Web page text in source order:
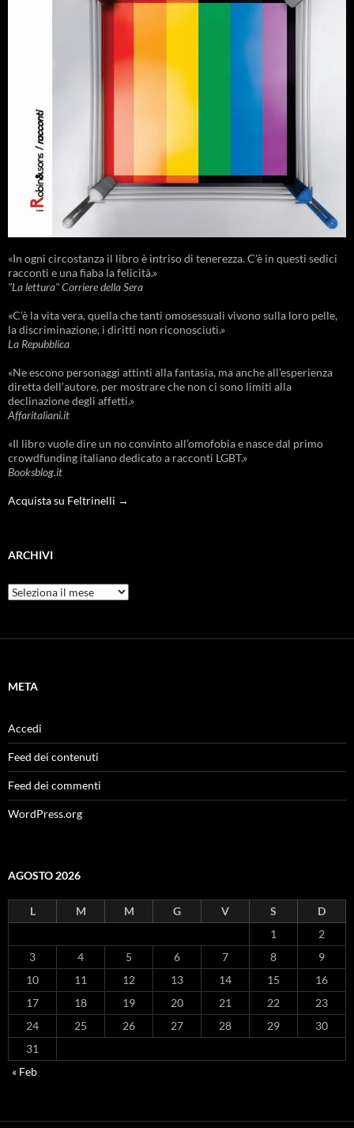
«In ogni circostanza il libro è intriso di tenerezza. C'è in questi sedici
racconti e una fiaba la felicità.»
"La lettura" Corriere della Sera
«C’è la vita vera, quella che tanti omosessuali vivono sulla loro pelle,
la discriminazione, i diritti non riconosciuti.»
La Repubblica
«Ne escono personaggi attinti alla fantasia, ma anche all’esperienza
diretta dell’autore, per mostrare che non ci sono limiti alla
declinazione degli affetti.»
Affaritaliani.it
«Il libro vuole dire un no convinto all’omofobia e nasce dal primo
crowdfunding italiano dedicato a racconti LGBT.»
Booksblog.it
Acquista su Feltrinelli →
ARCHIVI
Archivi
META
Accedi
Feed dei contenuti
Feed dei commenti
WordPress.org
AGOSTO 2026
L M M G V S
D
1
2
3
4 5 6 7 8
9
10
11 12 13 14 15
16
17
18 19 20 21 22
23
24
25 26 27 28 29
30
31
« Feb